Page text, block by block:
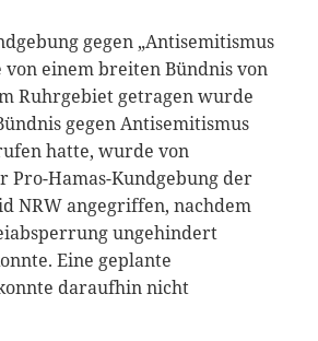
gegen „Antisemitismus
einem breiten Bündnis von
Ruhrgebiet getragen wurde
gegen Antisemitismus
hatte, wurde von
Pro-Hamas-Kundgebung der
NRW angegriffen, nachdem
ungehindert
Eine geplante
daraufhin nicht